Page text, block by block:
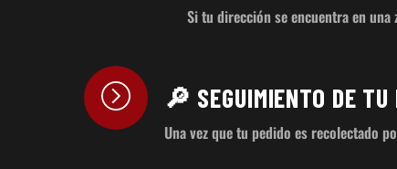
Si tu dirección se encuentra en
🔎 SEGUIMIENTO DE TU
Una vez que tu pedido es recolectado